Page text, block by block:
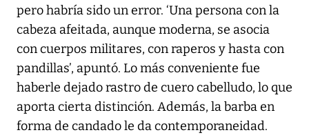
pero habría sido un error. ‘Una persona con la
cabeza afeitada, aunque moderna, se asocia
con cuerpos militares, con raperos y hasta con
pandillas’, apuntó. Lo más conveniente fue
haberle dejado rastro de cuero cabelludo, lo que
aporta cierta distinción. Además, la barba en
forma de candado le da contemporaneidad.